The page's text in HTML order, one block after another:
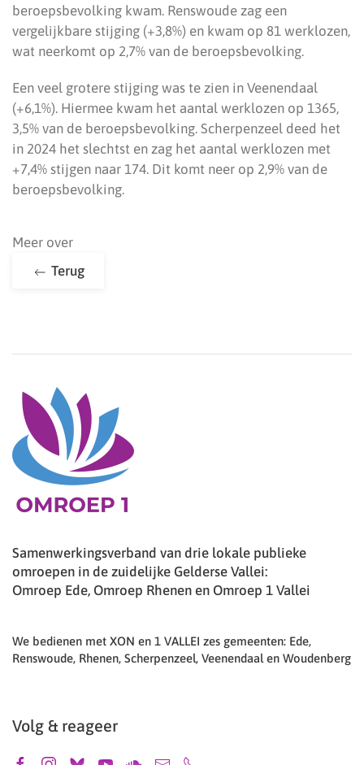
beroepsbevolking kwam. Renswoude zag een
vergelijkbare stijging (+3,8%) en kwam op 81 werklozen,
wat neerkomt op 2,7% van de beroepsbevolking.
Een veel grotere stijging was te zien in Veenendaal
(+6,1%). Hiermee kwam het aantal werklozen op 1365,
3,5% van de beroepsbevolking. Scherpenzeel deed het
in 2024 het slechtst en zag het aantal werklozen met
+7,4% stijgen naar 174. Dit komt neer op 2,9% van de
beroepsbevolking.
Meer over
Terug
Samenwerkingsverband van drie lokale publieke
omroepen in de zuidelijke Gelderse Vallei:
Omroep Ede, Omroep Rhenen en Omroep 1 Vallei
We bedienen met XON en 1 VALLEI zes gemeenten: Ede,
Renswoude, Rhenen, Scherpenzeel, Veenendaal en Woudenberg
Volg & reageer